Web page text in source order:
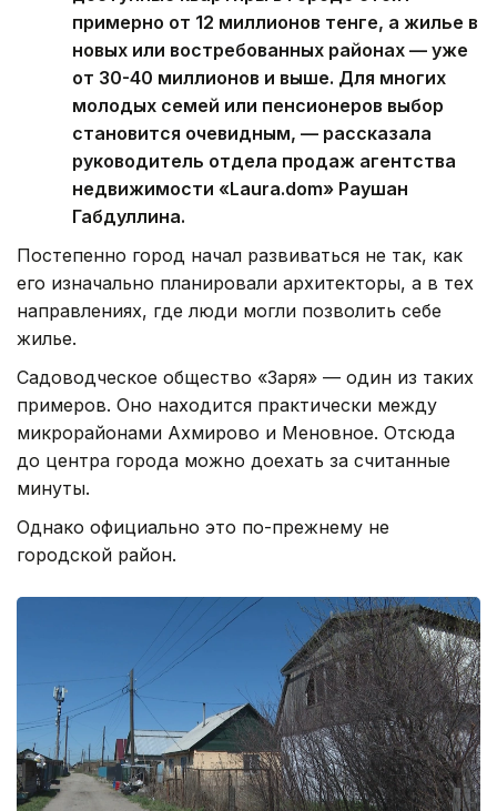
примерно от 12 миллионов тенге, а жилье в
новых или востребованных районах — уже
от 30-40 миллионов и выше. Для многих
молодых семей или пенсионеров выбор
становится очевидным, — рассказала
руководитель отдела продаж агентства
недвижимости «Laura.dom» Раушан
Габдуллина.
Постепенно город начал развиваться не так, как
его изначально планировали архитекторы, а в тех
направлениях, где люди могли позволить себе
жилье.
Садоводческое общество «Заря» — один из таких
примеров. Оно находится практически между
микрорайонами Ахмирово и Меновное. Отсюда
до центра города можно доехать за считанные
минуты.
Однако официально это по-прежнему не
городской район.